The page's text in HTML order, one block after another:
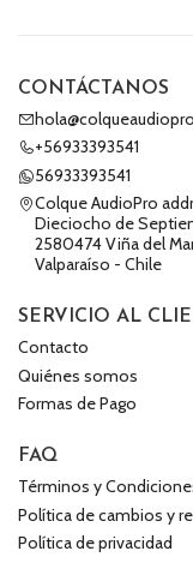
CONTÁCTANOS
+56933393541
56933393541
Colque AudioPro
Dieciocho de
2580474 Viña del
Valparaíso - Chile
SERVICIO AL
Contacto
Quiénes somos
Formas de Pago
FAQ
Términos y
Política de cambios y
Política de privacidad